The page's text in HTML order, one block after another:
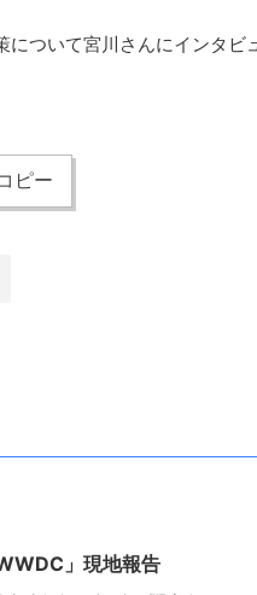
について宮川さんにインタビ
ピー
」現地報告